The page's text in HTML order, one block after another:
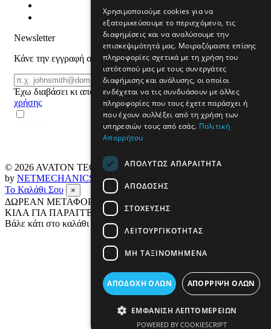
Newsletter
Κάνε την εγγραφή σου και μάθε για προϊόντα και προσφορές
Email
ΕΓΓΡΑΦΗ
Έχω διαβάσει κι αποδέχομαι τουςόρους
χρήσης
© 2026 AVATON TECH All rights reserved Designed & developed
by NETMECHANICS
Το Καλάθι Σου
×
ΔΩΡΕΑΝ ΜΕΤΑΦΟΡΙΚΑ ΣΕ ΟΛΗ ΤΗΝ ΕΛΛΑΔΑ ΕΩΣ 4
ΚΙΛΑ ΓΙΑ ΠΑΡΑΓΓΕΛΙΕΣ ΑΝΩ ΤΩΝ 69€
Βάλε κάτι στο καλάθι σου
Χρησιμοποιούμε cookies για να
εξατομικεύσουμε το περιεχόμενο, τις
διαφημίσεις και να αναλύσουμε την
επισκεψιμότητά μας. Μοιραζόμαστε επίσης
πληροφορίες σχετικά με τη χρήση του
ιστότοπού μας με τους συνεργάτες
διαφήμισης και ανάλυσης, οι οποίοι
ενδέχεται να τις συνδυάσουν με άλλες
πληροφορίες που τους έχετε παράσχει ή
που έχουν συλλέξει από τη χρήση των
υπηρεσιών τους από εσάς. Πολιτική
Απορρήτου
ΑΠΟΛΎΤΩΣ ΑΠΑΡΑΊΤΗΤΑ
ΑΠΌΔΟΣΗΣ
ΣΤΌΧΕΥΣΗΣ
ΛΕΙΤΟΥΡΓΙΚΌΤΗΤΑΣ
ΜΗ ΤΑΞΙΝΟΜΗΜΈΝΑ
ΑΠΟΔΟΧΉ ΌΛΩΝ ΑΠΌΡΡΙΨΗ ΌΛΩΝ
ΕΜΦΆΝΙΣΗ ΛΕΠΤΟΜΕΡΕΙΏΝ
POWERED BY COOKIESCRIPT